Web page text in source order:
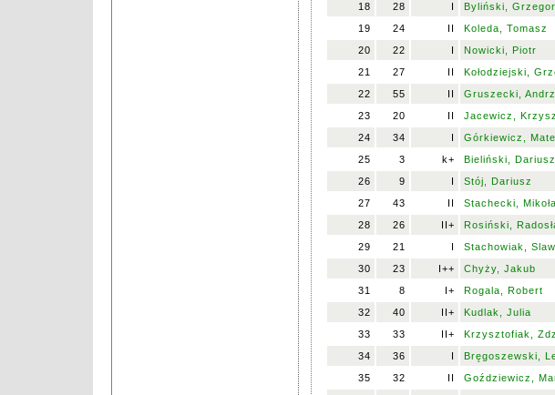
18
28 I Byliński,
19
24 II Koleda, Tomasz
20
22 I Nowicki, Piotr
21
27 II Kołodziejski,
22
55 II Gruszecki,
23
20 II Jacewicz,
24
34 I Górkiewicz,
25
3 k+ Bieliński, Dariusz
26
9 I Stój, Dariusz
27
43 II Stachecki,
28
26 II+ Rosiński,
29
21 I Stachowiak,
30
23 I++ Chyży, Jakub
31
8 I+ Rogala, Robert
32
40 II+ Kudlak, Julia
33
33 II+ Krzysztofiak,
34
36 I Bręgoszewski,
35
32 II Goździewicz,